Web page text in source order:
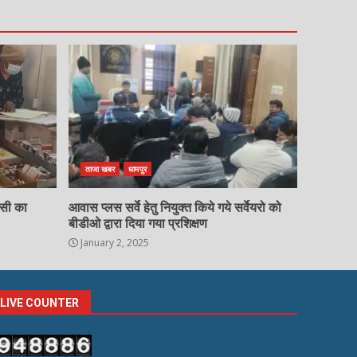
का
ताजा खबर धामपुर
आवास प्लस सर्वे हेतु नियुक्त किये गये सर्वेयरो को
बीडीओ द्वारा दिया गया प्रशिक्षण
January 2, 2025
LIVE COUNTER